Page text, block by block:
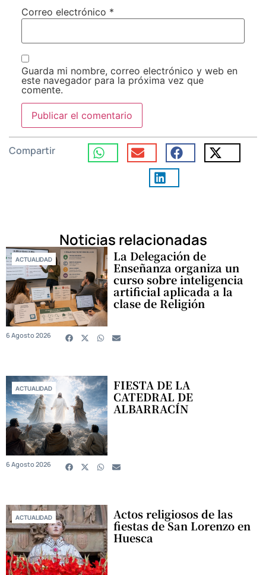
Correo electrónico *
Guarda mi nombre, correo electrónico y web en
este navegador para la próxima vez que
comente.
Compartir
Noticias relacionadas
ACTUALIDAD La Delegación de
Enseñanza organiza un
curso sobre inteligencia
artificial aplicada a la
clase de Religión
6 Agosto 2026
ACTUALIDAD FIESTA DE LA
CATEDRAL DE
ALBARRACÍN
6 Agosto 2026
ACTUALIDAD Actos religiosos de las
fiestas de San Lorenzo en
Huesca